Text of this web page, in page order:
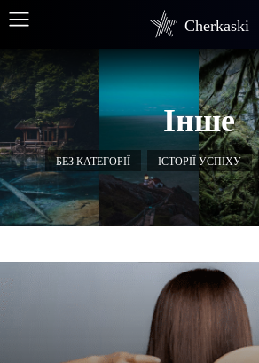
Cherkaski
Інше
БЕЗ КАТЕГОРІЇ ІСТОРІЇ УСПІХУ